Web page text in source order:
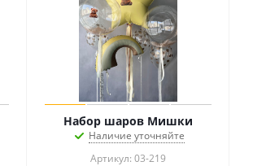
Набор шаров Мишки
Наличие уточняйте
Артикул: 03-219